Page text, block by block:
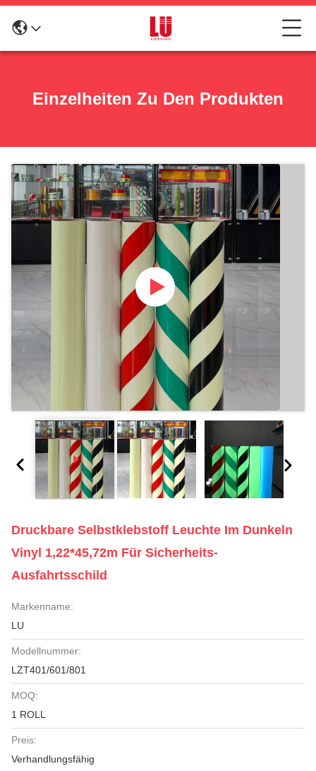
Einzelheiten Zu Den Produkten
Druckbare Selbstklebstoff Leuchte Im Dunkeln
Vinyl 1,22*45,72m Für Sicherheits-
Ausfahrtsschild
Markenname:
LU
Modellnummer:
LZT401/601/801
MOQ:
1 ROLL
Preis:
Verhandlungsfähig